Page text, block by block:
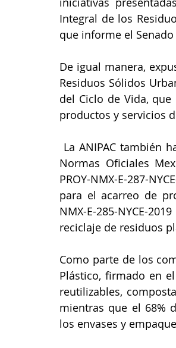
Integral de los
De igual manera,
Residuos Sólidos
del Ciclo de Vida,
productos y servicios
Normas Oficiales
PROY-NMX-E-287-
para el acarreo de
NMX-E-285-NYCE-
reciclaje de residuos
Como parte de los
Plástico, firmado en
reutilizables,
mientras que el 68%
los envases y